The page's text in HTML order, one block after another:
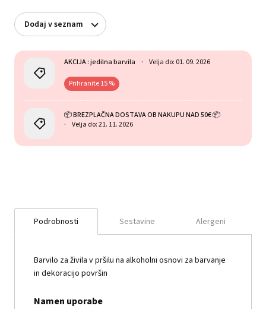
Dodaj v seznam
AKCIJA : jedilna barvila Velja do: 01. 09. 2026
Prihranite 15 %
📦 BREZPLAČNA DOSTAVA OB NAKUPU NAD 50€ 📦
Velja do: 21. 11. 2026
Podrobnosti Sestavine Alergeni
Barvilo za živila v pršilu na alkoholni osnovi za barvanje
in dekoracijo površin
Namen uporabe